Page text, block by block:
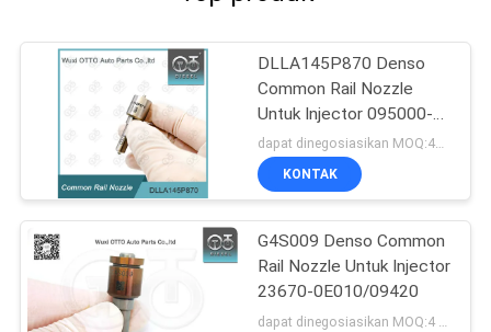
DLLA145P870 Denso
Common Rail Nozzle
Untuk Injector 095000-
560 #1465A041
dapat dinegosiasikan MOQ:4pcs
KONTAK
G4S009 Denso Common
Rail Nozzle Untuk Injector
23670-0E010/09420
dapat dinegosiasikan MOQ:4 buah